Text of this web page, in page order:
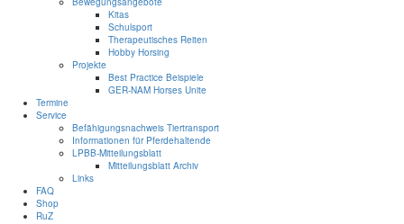
Kitas
Schulsport
Therapeutisches Reiten
Hobby Horsing
Projekte
Best Practice Beispiele
GER-NAM Horses Unite
Termine
Service
Befähigungsnachweis Tiertransport
Informationen für Pferdehaltende
LPBB-Mitteilungsblatt
Mitteilungsblatt Archiv
Links
FAQ
Shop
RuZ